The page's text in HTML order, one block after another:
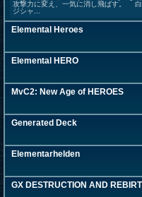
攻撃力に変え、一気に消し飛ばす。 白
ジシャ...
Elemental Heroes
Elemental HERO
MvC2: New Age of HEROES
Generated Deck
Elementarhelden
GX DESTRUCTION AND